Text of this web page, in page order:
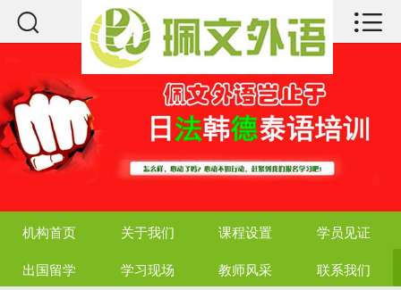
 机构首页
课程设置
学员见证
 
机构首页 关于我们 课程设置 学员见证
出国留学 学习现场 教师风采 联系我们